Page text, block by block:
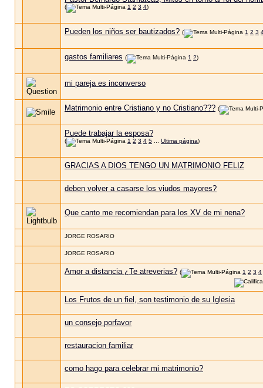
( 1 2 3 4)
Pueden los niños ser bautizados? ( 1 2 3
gastos familiares ( 1 2)
mi pareja es inconverso
Matrimonio entre Cristiano y no Cristiano??? (
Puede trabajar la esposa?
( 1 2 3 4 5 Ultima página)
GRACIAS A DIOS TENGO UN MATRIMONIO FELIZ
deben volver a casarse los viudos mayores?
Que canto me recomiendan para los XV de mi nena?
JORGE ROSARIO
JORGE ROSARIO
Amor a distancia ¿Te atreverias? ( 1 2 3 4
Los Frutos de un fiel, son testimonio de su Iglesia
un consejo porfavor
restauracion familiar
como hago para celebrar mi matrimonio?